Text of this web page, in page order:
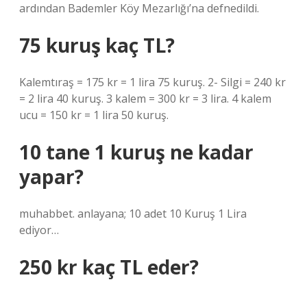
ardından Bademler Köy Mezarlığı’na defnedildi.
75 kuruş kaç TL?
Kalemtıraş = 175 kr = 1 lira 75 kuruş. 2- Silgi = 240 kr
= 2 lira 40 kuruş. 3 kalem = 300 kr = 3 lira. 4 kalem
ucu = 150 kr = 1 lira 50 kuruş.
10 tane 1 kuruş ne kadar
yapar?
muhabbet. anlayana; 10 adet 10 Kuruş 1 Lira
ediyor…
250 kr kaç TL eder?